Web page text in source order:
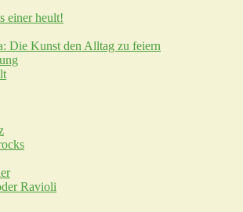
einer heult!
Die Kunst den Alltag zu feiern
Ravioli